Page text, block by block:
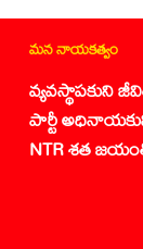
మన నాయకత్వం
వ్యవస్థాపకుని
పార్టీ
NTR శత